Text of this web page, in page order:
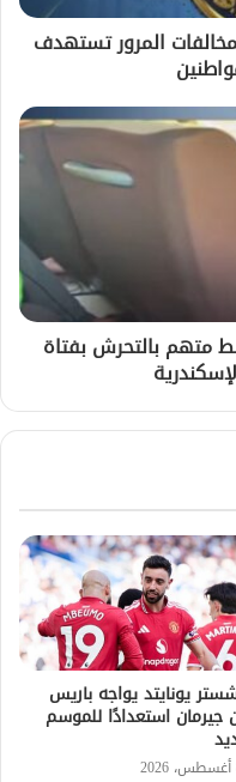
المرور تستهدف
متهم بالتحرش بفتاة
يونايتد يواجه باريس
جيرمان استعدادًا للموسم